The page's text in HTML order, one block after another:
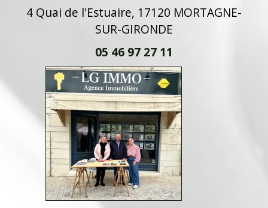
4 Quai de l'Estuaire, 17120 MORTAGNE-
SUR-GIRONDE
05 46 97 27 11